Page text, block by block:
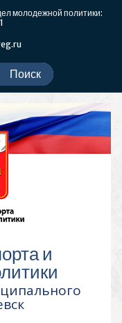
молодежной политики:
и